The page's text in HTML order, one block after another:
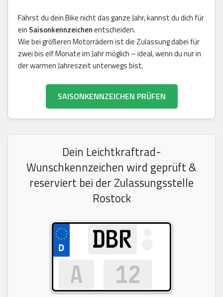
Fährst du dein Bike nicht das ganze Jahr, kannst du dich für
ein Saisonkennzeichenentscheiden.
Wie bei größeren Motorrädern ist die Zulassung dabei für
zwei bis elf Monate im Jahr möglich – ideal, wenn du nur in
der warmen Jahreszeit unterwegs bist.
SAISONKENNZEICHEN PRÜFEN
Dein Leichtkraftrad-
Wunschkennzeichen wird geprüft &
reserviert bei der Zulassungsstelle
Rostock